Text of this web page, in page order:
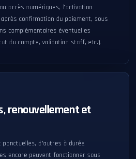
accès numériques, l'activation
confirmation du paiement, sous
complémentaires éventuelles
du compte, validation staff, etc.).
renouvellement et
d'autres à durée
encore peuvent fonctionner sous